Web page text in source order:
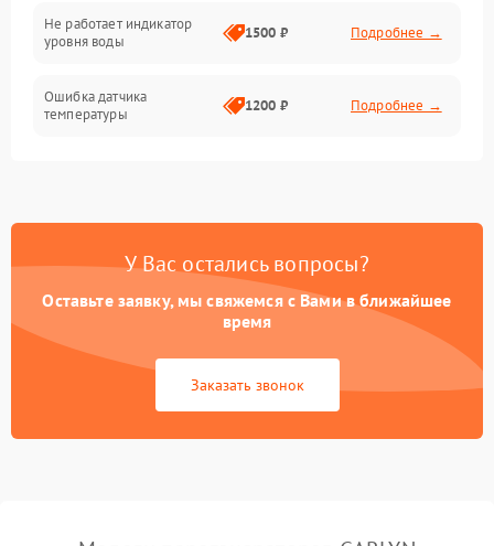
Не работает индикатор
уровня воды
1500 ₽ Подробнее →
Ошибка датчика
температуры
1200 ₽ Подробнее →
Ошибка платы управления 1500 ₽ Подробнее →
1200 ₽
Не сохраняет настройки Подробнее →
1500 ₽ Подробнее →
Не подает пар 1800 ₽ Подробнее →
У Вас остались вопросы?
Оставьте заявку, мы свяжемся с Вами в ближайшее
время
Заказать звонок